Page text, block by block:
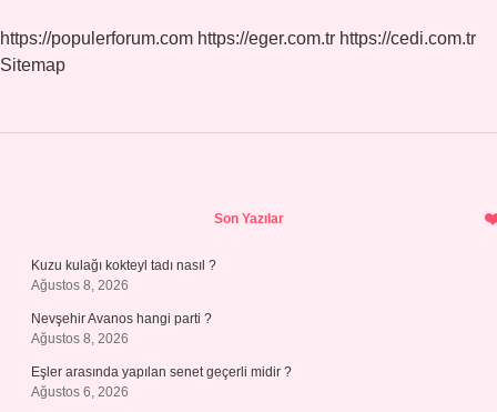
https://populerforum.com https://eger.com.tr https://cedi.com.tr
Sitemap
Son Yazılar
Kuzu kulağı kokteyl tadı nasıl ?
Ağustos 8, 2026
Nevşehir Avanos hangi parti ?
Ağustos 8, 2026
Eşler arasında yapılan senet geçerli midir ?
Ağustos 6, 2026